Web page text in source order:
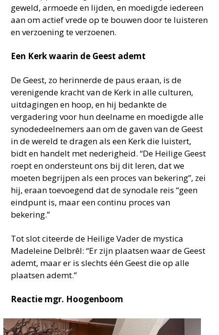
geweld, armoede en lijden, en moedigde iedereen
aan om actief vrede op te bouwen door te luisteren
en verzoening te verzoenen.
Een Kerk waarin de Geest ademt
De Geest, zo herinnerde de paus eraan, is de
verenigende kracht van de Kerk in alle culturen,
uitdagingen en hoop, en hij bedankte de
vergadering voor hun deelname en moedigde alle
synodedeelnemers aan om de gaven van de Geest
in de wereld te dragen als een Kerk die luistert,
bidt en handelt met nederigheid. “De Heilige Geest
roept en ondersteunt ons bij dit leren, dat we
moeten begrijpen als een proces van bekering”, zei
hij, eraan toevoegend dat de synodale reis “geen
eindpunt is, maar een continu proces van
bekering.”
Tot slot citeerde de Heilige Vader de mystica
Madeleine Delbrêl: “Er zijn plaatsen waar de Geest
ademt, maar er is slechts één Geest die op alle
plaatsen ademt.”
Reactie mgr. Hoogenboom